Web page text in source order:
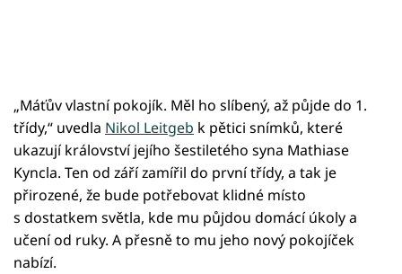
„Máťův vlastní pokojík. Měl ho slíbený, až půjde do 1.
třídy,“ uvedla Nikol Leitgeb k pětici snímků, které
ukazují království jejího šestiletého syna Mathiase
Kyncla. Ten od září zamířil do první třídy, a tak je
přirozené, že bude potřebovat klidné místo
s dostatkem světla, kde mu půjdou domácí úkoly a
učení od ruky. A přesně to mu jeho nový pokojíček
nabízí.